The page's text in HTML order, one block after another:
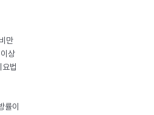
만
상
법
률이